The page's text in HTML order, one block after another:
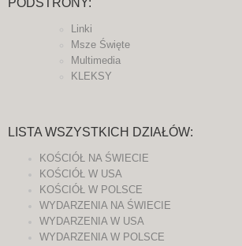
PODSTRONY:
Linki
Msze Święte
Multimedia
KLEKSY
LISTA WSZYSTKICH DZIAŁÓW:
KOŚCIÓŁ NA ŚWIECIE
KOŚCIÓŁ W USA
KOŚCIÓŁ W POLSCE
WYDARZENIA NA ŚWIECIE
WYDARZENIA W USA
WYDARZENIA W POLSCE